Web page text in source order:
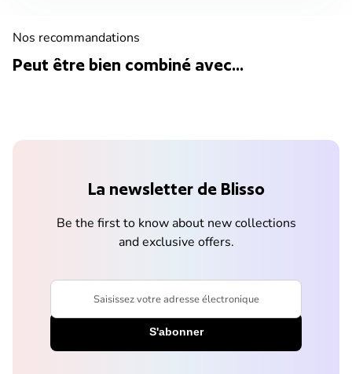
Nos recommandations
Peut être bien combiné avec...
La newsletter de Blisso
Be the first to know about new collections
and exclusive offers.
Saisissez votre adresse électronique